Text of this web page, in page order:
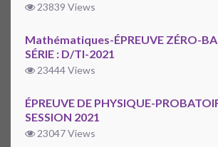
23839 Views
Mathématiques-ÉPREUVE ZÉRO-
SÉRIE : D/TI-2021
23444 Views
ÉPREUVE DE PHYSIQUE-
SESSION 2021
23047 Views